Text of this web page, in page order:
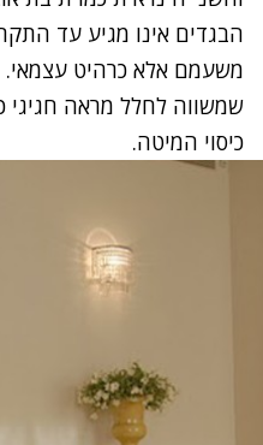
הבגדים אינו מגיע עד
משעמם אלא כרהיט עצמאי.
שמשווה לחלל מראה חגיגי
כיסוי המיטה.